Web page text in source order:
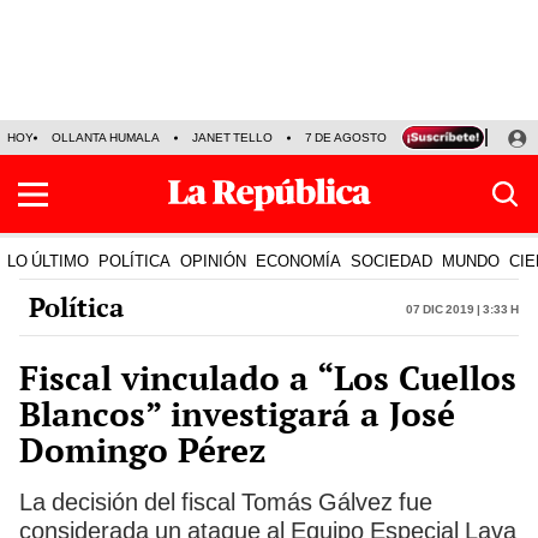
HOY OLLANTA HUMALA JANET TELLO 7 DE AGOSTO TINKA RESULTADOS
LO ÚLTIMO POLÍTICA OPINIÓN ECONOMÍA SOCIEDAD MUNDO
Política 07 Dic 2019 | 3:33 h
Fiscal vinculado a “Los Cuellos
Blancos” investigará a José
Domingo Pérez
La decisión del fiscal Tomás Gálvez fue
considerada un ataque al Equipo Especial Lava